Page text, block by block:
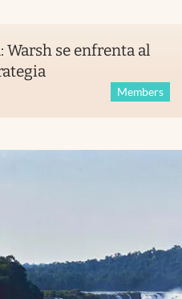
Warsh se enfrenta al
Members